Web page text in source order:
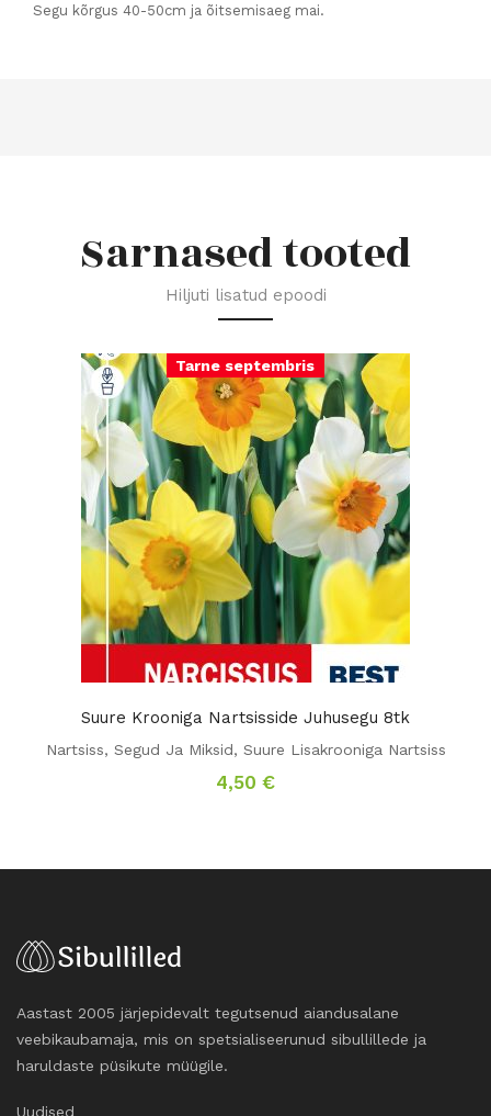
Segu kõrgus 40-50cm ja õitsemisaeg mai.
Sarnased tooted
Hiljuti lisatud epoodi
Tarne septembris
Suure Krooniga Nartsisside Juhusegu 8tk
Nartsiss, Segud Ja Miksid, Suure Lisakrooniga Nartsiss
4,50 €
Aastast 2005 järjepidevalt tegutsenud aiandusalane
veebikaubamaja, mis on spetsialiseerunud sibullillede ja
haruldaste püsikute müügile.
Uudised